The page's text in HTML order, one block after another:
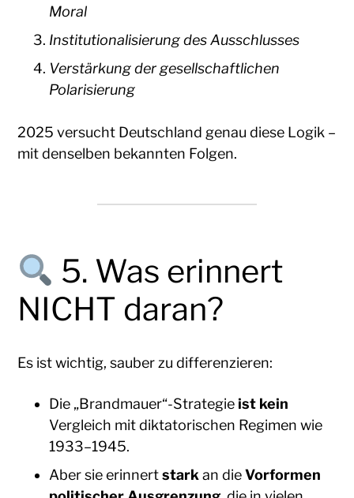
Moral
Institutionalisierung des Ausschlusses
Verstärkung der gesellschaftlichen
Polarisierung
2025 versucht Deutschland genau diese Logik –
mit denselben bekannten Folgen.
5. Was erinnert
NICHT daran?
Es ist wichtig, sauber zu differenzieren:
Die „Brandmauer“-Strategie ist kein
Vergleich mit diktatorischen Regimen wie
1933–1945.
Aber sie erinnertstark an dieVorformen